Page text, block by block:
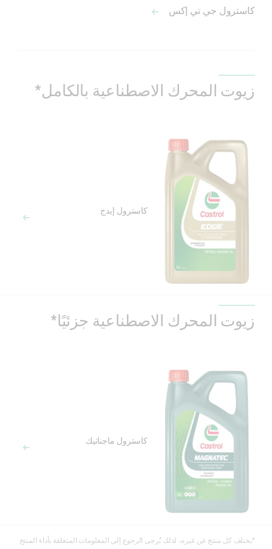
كاسترول جي تي إكس
زيوت المحرك الاصطناعية بالكامل*
كاسترول إيدج
زيوت المحرك الاصطناعية جزئيًا*
كاسترول ماجناتيك
*يختلف كل منتج عن غيره، لذلك يُرجى الرجوع إلى المعلومات المتعلقة بأداء المنتج